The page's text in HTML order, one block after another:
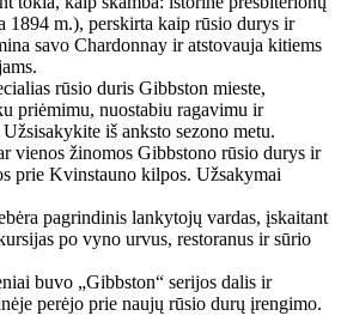
1894 m.), perskirta kaip rūsio durys ir
savo Chardonnay ir atstovauja kitiems
rūsio duris Gibbston mieste,
priėmimu, nuostabiu ragavimu ir
iš anksto sezono metu.
vienos žinomos Gibbstono rūsio durys ir
prie Kvinstauno kilpos. Užsakymai
pagrindinis lankytojų vardas, įskaitant
po vyno urvus, restoranus ir sūrio
buvo „Gibbston“ serijos dalis ir
perėjo prie naujų rūsio durų įrengimo.